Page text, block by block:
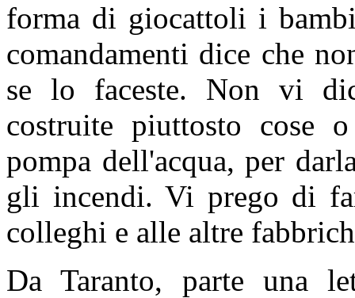
forma di giocattoli i
comandamenti dice che
se lo faceste. Non vi
costruite piuttosto cose
pompa dell'acqua, per
gli incendi. Vi prego di
colleghi e alle altre
Da Taranto, parte una